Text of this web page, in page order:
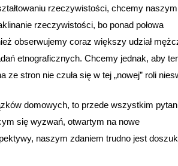
rzeczywistości, chcemy
rzeczywistości, bo ponad połowa
obserwujemy coraz większy udział
etnograficznych. Chcemy jednak, aby
stron nie czuła się w tej „nowej” roli
domowych, to przede wszystkim
się wyzwań, otwartym na nowe
naszym zdaniem trudno jest